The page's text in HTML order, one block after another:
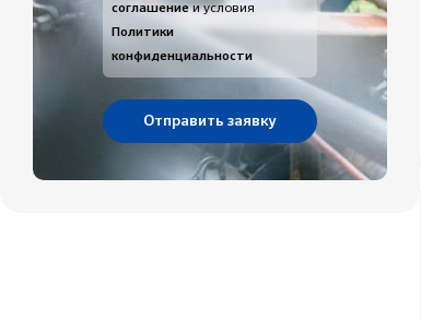
соглашениеи условия
Политики
конфиденциальности